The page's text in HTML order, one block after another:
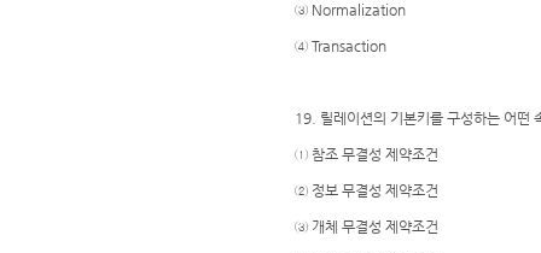
③ Normalization
④ Transaction
19. 릴레이션의 기본키를 구성하는 어떤
① 참조 무결성 제약조건
② 정보 무결성 제약조건
③ 개체 무결성 제약조건